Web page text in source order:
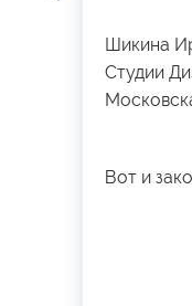
Шикина
Студии
Вот и